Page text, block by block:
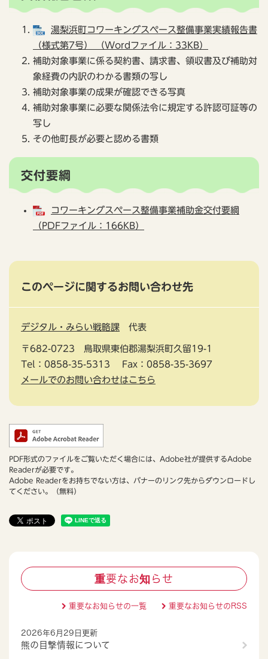
湯梨浜町コワーキングスペース整備事業実績報告書
（様式第7号） （Wordファイル：33KB）
補助対象事業に係る契約書、請求書、領収書及び補助対
象経費の内訳のわかる書類の写し​
補助対象事業の成果が確認できる写真​
補助対象事業に必要な関係法令に規定する許認可証等の
写し
その他町長が必要と認める書類
交付要綱
コワーキングスペース整備事業補助金交付要綱
（PDFファイル：166KB）
このページに関するお問い合わせ先
デジタル・みらい戦略課 代表
〒682-0723
鳥取県東伯郡湯梨浜町久留19-1
Tel：0858-35-5313
Fax：0858-35-3697
メールでのお問い合わせはこちら
PDF形式のファイルをご覧いただく場合には、Adobe社が提供するAdobe
Readerが必要です。
Adobe Readerをお持ちでない方は、バナーのリンク先からダウンロードし
てください。（無料）
重要なお知らせ
2026年6月29日更新
熊の目撃情報について
重要なお知らせの一覧 重要なお知らせのRSS